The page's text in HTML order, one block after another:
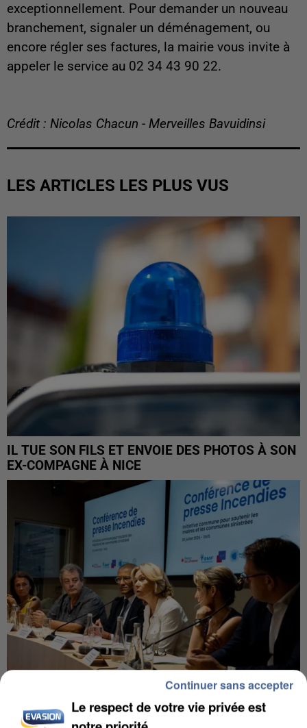
exceptionnellement. Pour demander un nouveau
branchement, signaler un déménagement, ou
encore régler ses factures, la mairie vous invite à
appeler le service au 02 34 43 90 22.
Crédit : Nicolas Chacun - Merveilles Bavuidinsi
LES ARTICLES LES PLUS VUS
IL TUE SON FILS ET ENVOIE DES PHOTOS À SON
EX-COMPAGNE À NICE
INCENDIES : L’ÎLE-DE-FRANCE LANCE UN ÉLAN
Le respect de votre vie privée est
Continuer sans accepter